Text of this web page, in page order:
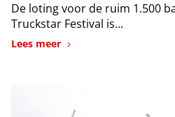
De loting voor de ruim 1.500
Truckstar Festival is...
Lees meer